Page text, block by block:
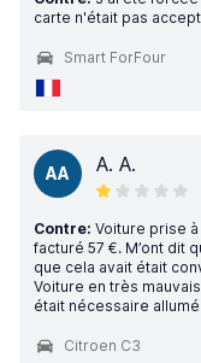
carte n'était pas
Smart ForFour
AA A. A.
Contre: Voiture prise à
facturé 57 €. M’ont dit
que cela avait était
Voiture en très
était nécessaire
Citroen C3